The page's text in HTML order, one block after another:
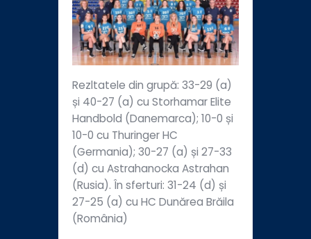
Rezltatele din grupă: 33-29 (a)
și 40-27 (a) cu Storhamar Elite
Handbold (Danemarca); 10-0 și
10-0 cu Thuringer HC
(Germania); 30-27 (a) și 27-33
(d) cu Astrahanocka Astrahan
(Rusia). În sferturi: 31-24 (d) și
27-25 (a) cu HC Dunărea Brăila
(România)